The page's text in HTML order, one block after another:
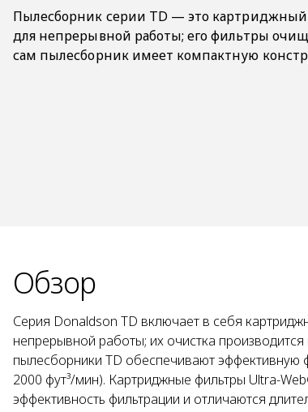
Пылесборник серии TD — это
для непрерывной работы; его фильтры
сам пылесборник имеет компактную
Обзор
Серия Donaldson TD включает в себя
непрерывной работы; их очистка
пылесборники TD обеспечивают эффективную
2000 фут³/мин). Картриджные фильтры Ultra-
эффективность фильтрации и отличаются